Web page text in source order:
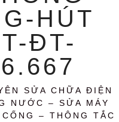
HÚT
ĐT-
SỬA CHỮA ĐIỆN
NƯỚC – SỬA MÁY
– THÔNG TẮC